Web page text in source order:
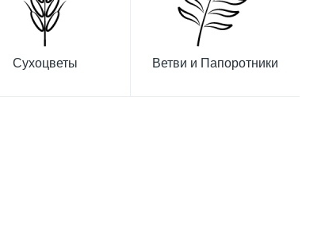
Сухоцветы Ветви и Папоротники